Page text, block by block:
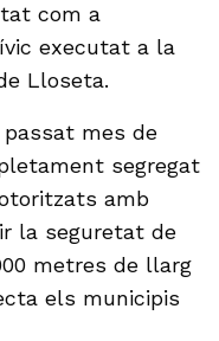
com a
executat a la
Lloseta.
passat mes de
segregat
amb
la seguretat de
metres de llarg
els municipis